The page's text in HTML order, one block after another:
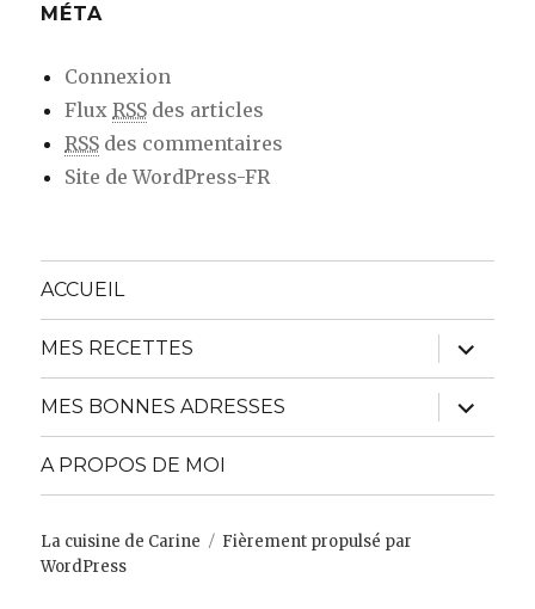
MÉTA
Connexion
FluxRSS des articles
RSS des commentaires
Site de WordPress-FR
ACCUEIL
MES RECETTES
ouvrir
le
sous-
menu
MES BONNES ADRESSES
ouvrir
le
sous-
A PROPOS DE MOI
La cuisine de Carine
Fièrement propulsé par
WordPress